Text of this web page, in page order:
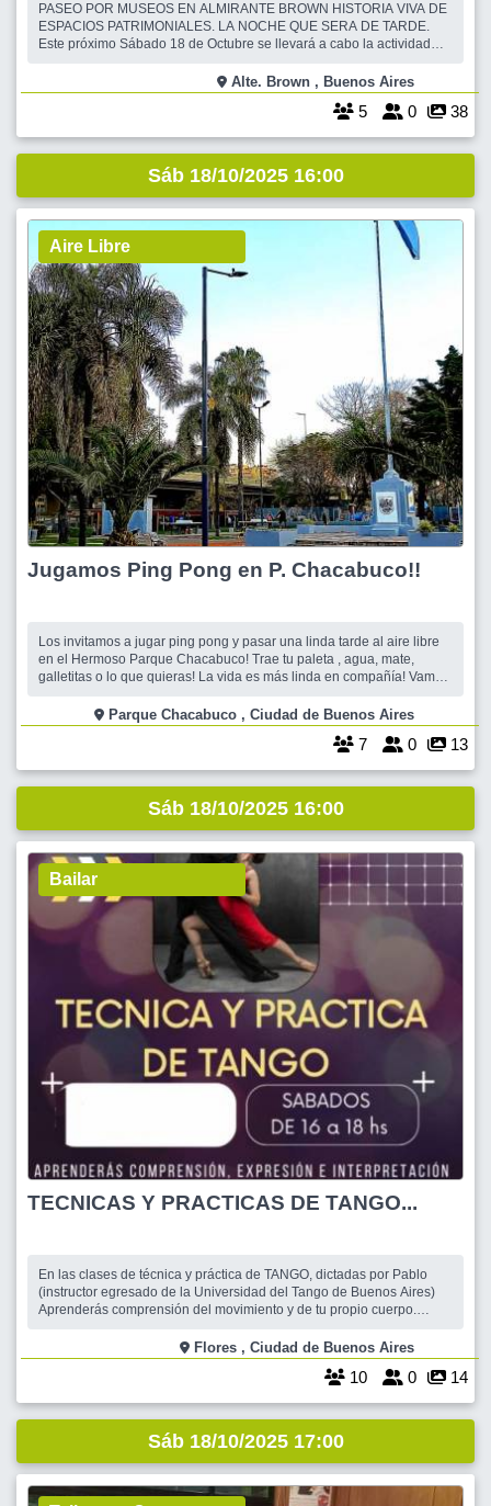
PASEO POR MUSEOS EN ALMIRANTE BROWN HISTORIA VIVA DE
ESPACIOS PATRIMONIALES. LA NOCHE QUE SERA DE TARDE.
Este próximo Sábado 18 de Octubre se llevará a cabo la actividad
desde la MEDIA TARDE y tranquilamente podremos visitar dos de
ellos antes del anochecer. Hemos seleccionad
Alte. Brown , Buenos Aires
5 0 38
Sáb 18/10/2025 16:00
Aire Libre
Jugamos Ping Pong en P. Chacabuco!!
Los invitamos a jugar ping pong y pasar una linda tarde al aire libre
en el Hermoso Parque Chacabuco! Trae tu paleta , agua, mate,
galletitas o lo que quieras! La vida es más linda en compañía! Vamos
Parque Chacabuco , Ciudad de Buenos Aires
7 0 13
Sáb 18/10/2025 16:00
Bailar
TECNICAS Y PRACTICAS DE TANGO...
En las clases de técnica y práctica de TANGO, dictadas por Pablo
(instructor egresado de la Universidad del Tango de Buenos Aires)
Aprenderás comprensión del movimiento y de tu propio cuerpo.
sentido de viaje, traslado de peso, concepto de eje y fuera de eje,
uso de la gravedad
Flores , Ciudad de Buenos Aires
10 0 14
Sáb 18/10/2025 17:00